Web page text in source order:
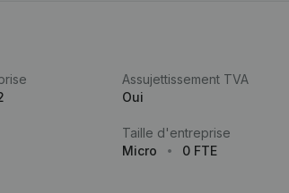
Assujettissement TVA
Oui
Taille d'entreprise
Micro
0 FTE